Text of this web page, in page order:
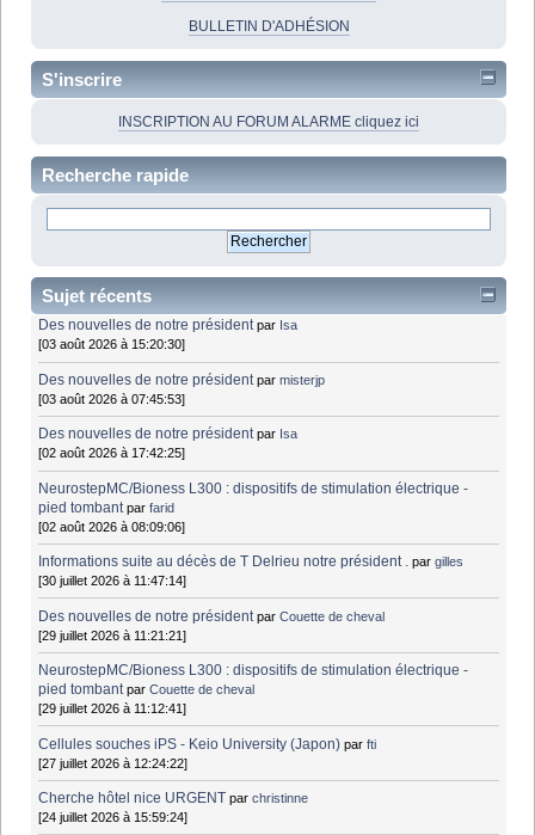
BULLETIN D'ADHÉSION
S'inscrire
INSCRIPTION AU FORUM ALARME cliquez ici
Recherche rapide
Sujet récents
Des nouvelles de notre président par Isa
[03 août 2026 à 15:20:30]
Des nouvelles de notre président parmisterjp
[03 août 2026 à 07:45:53]
Des nouvelles de notre président par Isa
[02 août 2026 à 17:42:25]
NeurostepMC/Bioness L300 : dispositifs de stimulation électrique -
pied tombant parfarid
[02 août 2026 à 08:09:06]
Informations suite au décès de T Delrieu notre président . pargilles
[30 juillet 2026 à 11:47:14]
Des nouvelles de notre président parCouette de cheval
[29 juillet 2026 à 11:21:21]
NeurostepMC/Bioness L300 : dispositifs de stimulation électrique -
pied tombant parCouette de cheval
[29 juillet 2026 à 11:12:41]
Cellules souches iPS - Keio University (Japon) parfti
[27 juillet 2026 à 12:24:22]
Cherche hôtel nice URGENT parchristinne
[24 juillet 2026 à 15:59:24]